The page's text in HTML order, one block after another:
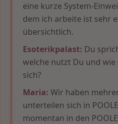
eine kurze System-
dem ich arbeite ist sehr
übersichtlich.
Esoterikpalast: Du
welche nutzt Du und
sich?
Maria: Wir haben
unterteilen sich in
momentan in den